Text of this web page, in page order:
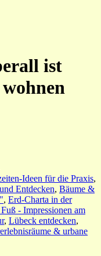
ist
Ideen für die Praxis,
Entdecken, Bäume &
, Erd-Charta in der
- Impressionen am
, Lübeck entdecken,
& urbane